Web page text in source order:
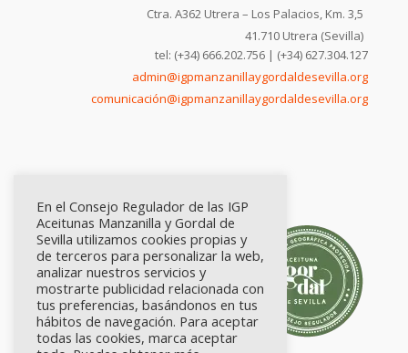
Ctra. A362 Utrera – Los Palacios, Km. 3,5
41.710 Utrera (Sevilla)
tel: (+34) 666.202.756 | (+34) 627.304.127
admin@igpmanzanillaygordaldesevilla.org
comunicación@igpmanzanillaygordaldesevilla.org
En el Consejo Regulador de las IGP
Aceitunas Manzanilla y Gordal de
Sevilla utilizamos cookies propias y
de terceros para personalizar la web,
analizar nuestros servicios y
mostrarte publicidad relacionada con
tus preferencias, basándonos en tus
hábitos de navegación. Para aceptar
todas las cookies, marca aceptar